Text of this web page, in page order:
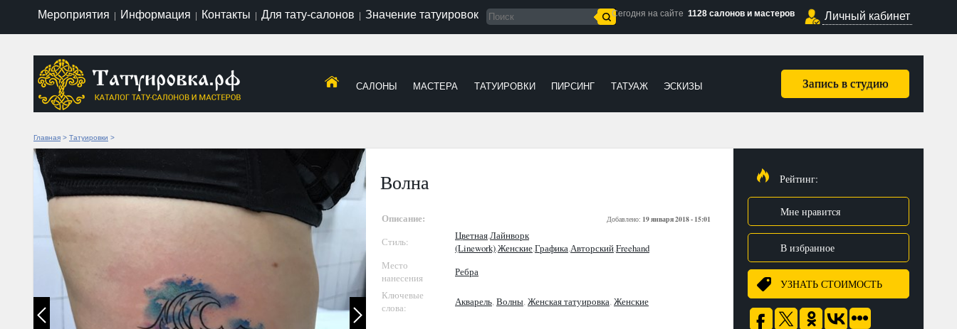
Мероприятия Информация Контакты Для тату-салонов Значение татуировок Сегодня на сайте 1128 салонов и мастеров Личный кабинет
Запись в студию
САЛОНЫ МАСТЕРА ТАТУИРОВКИ ПИРСИНГ ТАТУАЖ ЭСКИЗЫ
Главная > Татуировки >
Волна
Описание: Добавлено: 19 января 2018 - 15:01
Стиль: Цветная,Лайнворк
(Linework),Женские,Графика,Авторский,Freehand
Место
нанесения
Ребра
Ключевые
слова:
Акварель,Волны,Женская татуировка,Женские
Рейтинг:
Мне нравится
В избранное
УЗНАТЬ СТОИМОСТЬ